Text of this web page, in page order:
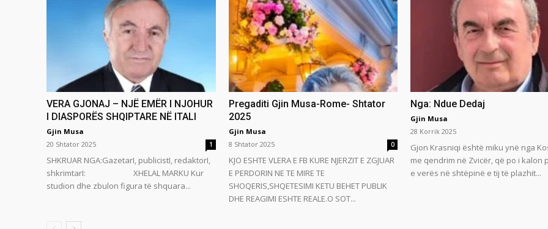
VERA GJONAJ – NJË EMËR I NJOHUR
I DIASPORËS SHQIPTARE NË ITALI
Gjin Musa
20 Shtator 2025
1
SHKRUAR NGA:GazetarI, publicistI, redaktorI,
shkrimtarI: XHELAL MARKU Kur
studion dhe zbulon figura të shquara...
Pregaditi Gjin Musa-Rome- Shtator
2025
Gjin Musa
8 Shtator 2025
0
KJO ESHTE VLERA E FB KURE NJERZIT E ZGJUAR
E PERDORIN NE TE MIRE TE
SHOQERIS,SHQETESIMI KETU BEHET PUBLIK
DHE REAGIMI ESHTE REALE.O SOT...
Nga: Ndue Dedaj
Gjin Musa
28 Korrik 2025
Gjon Krasniqi është miku ynë nga
me qendrim në Zvicër, që po i kalon
e verës në shtëpinë e tij të plazhit...